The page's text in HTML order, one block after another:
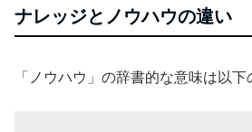
ナレッジとノウハウの違い
「ノウハウ」の辞書的な意味は以下